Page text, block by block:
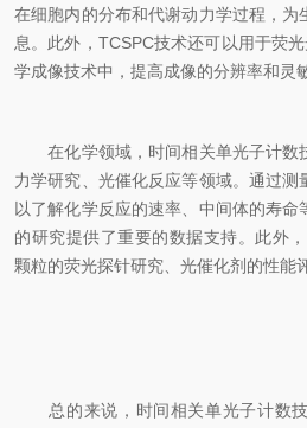
在细胞内的分布和代谢动力学过程，
息。此外，TCSPC技术还可以用于荧
学成像技术中，提高成像的分辨率和灵
在化学领域，时间相关单光子计数
力学研究、光催化反应等领域。通过
以了解化学反应的速率、中间体的寿
的研究提供了重要的数据支持。此外
颗粒的荧光探针研究、光催化剂的性能
总的来说，时间相关单光子计数技